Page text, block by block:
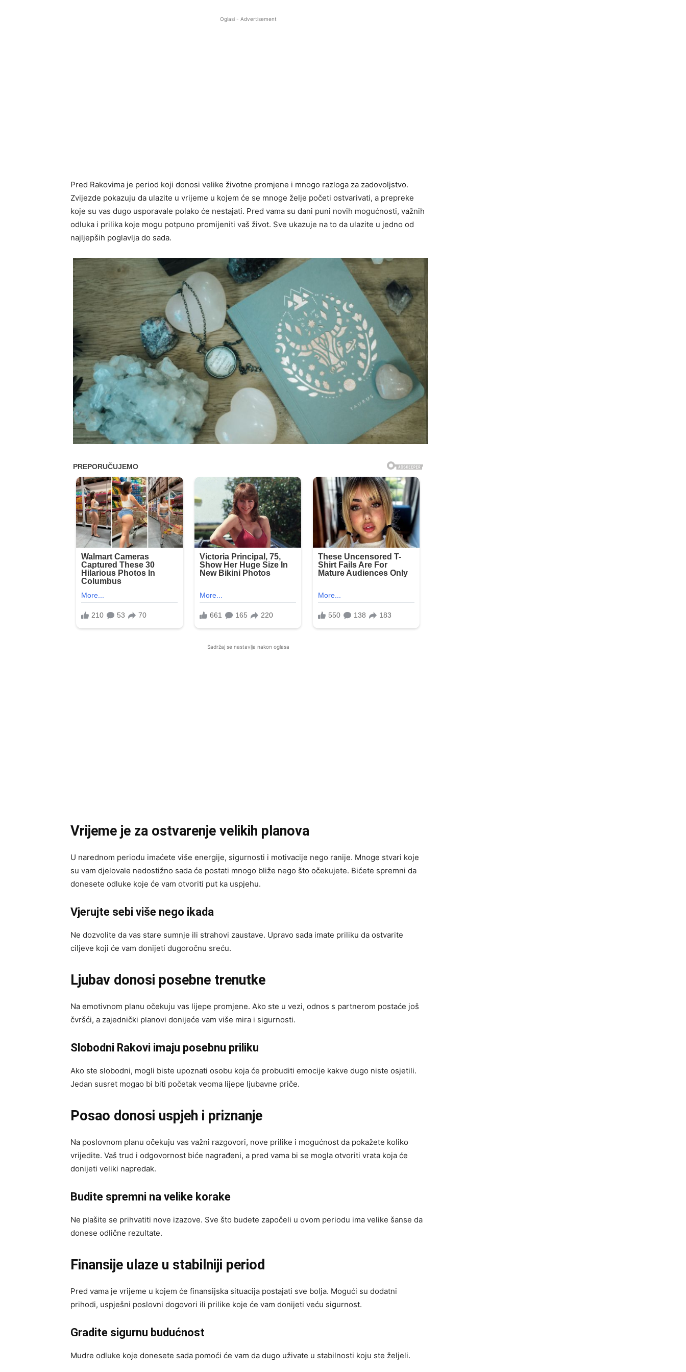
Oglasi - Advertisement
Pred Rakovima je period koji donosi velike životne promjene i mnogo razloga za zadovoljstvo.
Zvijezde pokazuju da ulazite u vrijeme u kojem će se mnoge želje početi ostvarivati, a prepreke
koje su vas dugo usporavale polako će nestajati. Pred vama su dani puni novih mogućnosti, važnih
odluka i prilika koje mogu potpuno promijeniti vaš život. Sve ukazuje na to da ulazite u jedno od
najljepših poglavlja do sada.
Sadržaj se nastavlja nakon oglasa
Vrijeme je za ostvarenje velikih planova
U narednom periodu imaćete više energije, sigurnosti i motivacije nego ranije. Mnoge stvari koje
su vam djelovale nedostižno sada će postati mnogo bliže nego što očekujete. Bićete spremni da
donesete odluke koje će vam otvoriti put ka uspjehu.
Vjerujte sebi više nego ikada
Ne dozvolite da vas stare sumnje ili strahovi zaustave. Upravo sada imate priliku da ostvarite
ciljeve koji će vam donijeti dugoročnu sreću.
Ljubav donosi posebne trenutke
Na emotivnom planu očekuju vas lijepe promjene. Ako ste u vezi, odnos s partnerom postaće još
čvršći, a zajednički planovi donijeće vam više mira i sigurnosti.
Slobodni Rakovi imaju posebnu priliku
Ako ste slobodni, mogli biste upoznati osobu koja će probuditi emocije kakve dugo niste osjetili.
Jedan susret mogao bi biti početak veoma lijepe ljubavne priče.
Posao donosi uspjeh i priznanje
Na poslovnom planu očekuju vas važni razgovori, nove prilike i mogućnost da pokažete koliko
vrijedite. Vaš trud i odgovornost biće nagrađeni, a pred vama bi se mogla otvoriti vrata koja će
donijeti veliki napredak.
Budite spremni na velike korake
Ne plašite se prihvatiti nove izazove. Sve što budete započeli u ovom periodu ima velike šanse da
donese odlične rezultate.
Finansije ulaze u stabilniji period
Pred vama je vrijeme u kojem će finansijska situacija postajati sve bolja. Mogući su dodatni
prihodi, uspješni poslovni dogovori ili prilike koje će vam donijeti veću sigurnost.
Gradite sigurnu budućnost
Mudre odluke koje donesete sada pomoći će vam da dugo uživate u stabilnosti koju ste željeli.